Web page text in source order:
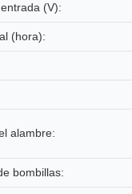
(V):
(hora):
alambre:
bombillas: